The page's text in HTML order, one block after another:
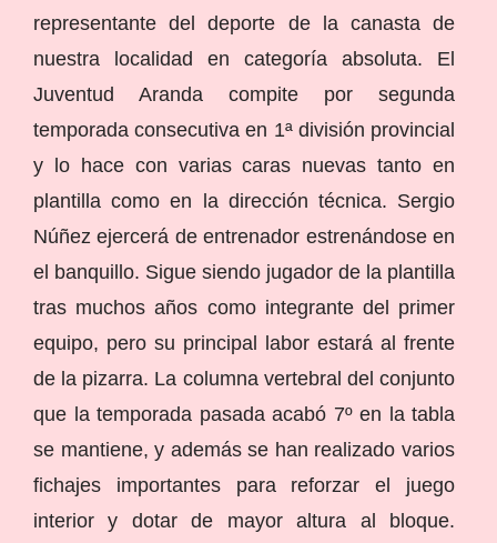
representante del deporte de la canasta de
nuestra localidad en categoría absoluta. El
Juventud Aranda compite por segunda
temporada consecutiva en 1ª división provincial
y lo hace con varias caras nuevas tanto en
plantilla como en la dirección técnica. Sergio
Núñez ejercerá de entrenador estrenándose en
el banquillo. Sigue siendo jugador de la plantilla
tras muchos años como integrante del primer
equipo, pero su principal labor estará al frente
de la pizarra. La columna vertebral del conjunto
que la temporada pasada acabó 7º en la tabla
se mantiene, y además se han realizado varios
fichajes importantes para reforzar el juego
interior y dotar de mayor altura al bloque.